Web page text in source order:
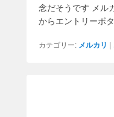
念だそうです メル
からエントリーボ
カテゴリー: メルカリ |